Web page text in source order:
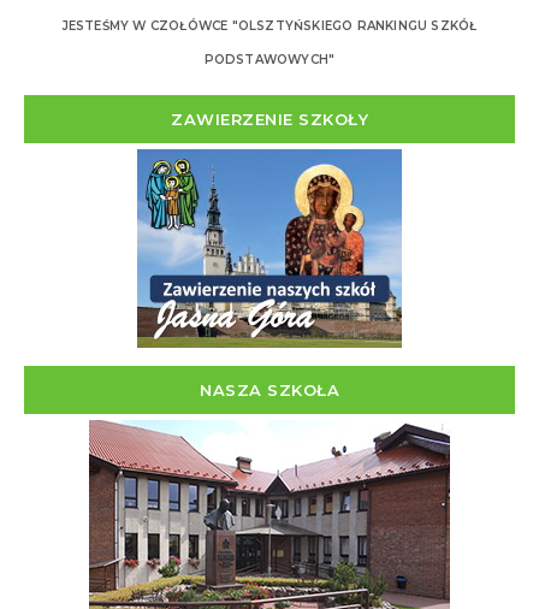
JESTEŚMY W CZOŁÓWCE "OLSZTYŃSKIEGO RANKINGU SZKÓŁ
PODSTAWOWYCH"
ZAWIERZENIE SZKOŁY
NASZA SZKOŁA